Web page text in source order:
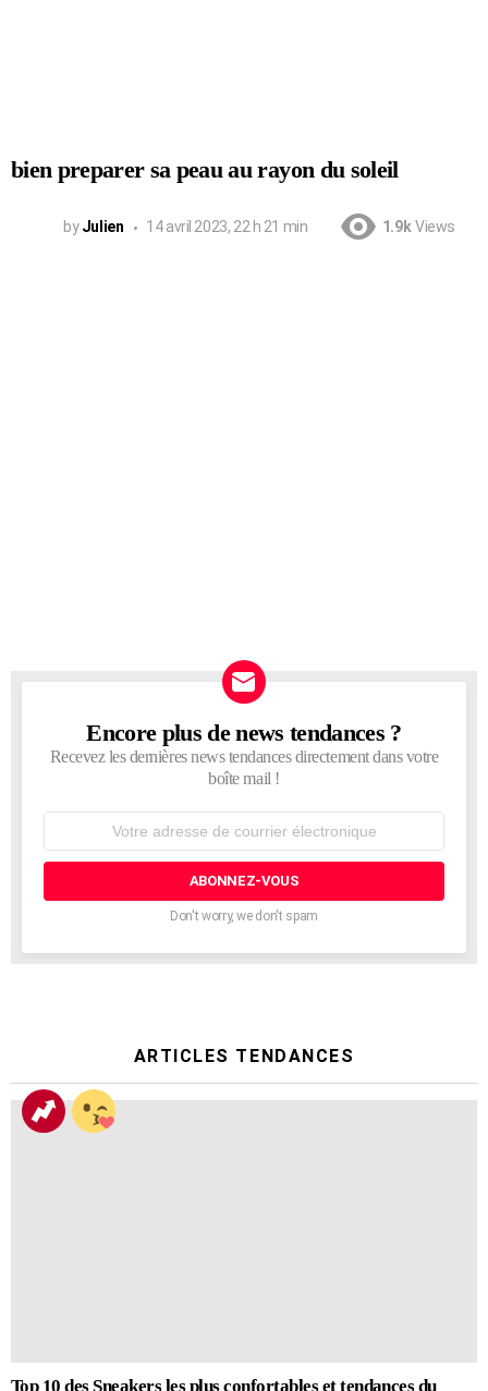
bien preparer sa peau au rayon du soleil
by Julien 14 avril 2023, 22 h 21 min 1.9k Views
NEWSLETTER
Encore plus de news tendances ?
Recevez les dernières news tendances directement dans votre
boîte mail !
courrier
Don't worry, we don't spam
ARTICLES TENDANCES
Top 10 des Sneakers les plus confortables et tendances du